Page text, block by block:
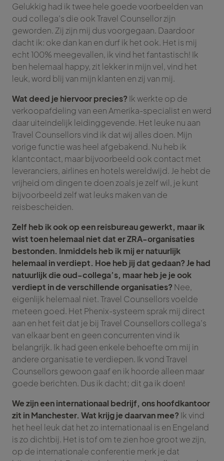
Gelukkig had ik twee hele goede voorbeelden van
oud collega’s die ook Travel Counsellor zijn
geworden. Zij zijn mij dus voorgegaan. Daardoor
dacht ik: oke dan kan en durf ik het ook. Het is mij
echt 100% meegevallen, ik vind het fantastisch! Ik
ben helemaal happy, zit lekker in mijn vel, vind het
leuk, word blij van mijn klanten en zij van mij.
Wat deed je hiervoor precies? Ik werkte op de
verkoopafdeling van een Amerika-specialist en werd
daar uiteindelijk leidinggevende. Het leuke nu aan
Travel Counsellors vind ik dat wij alles doen. Mijn
vorige functie was heel afgebakend. Nu heb ik
klantcontact, maar bijvoorbeeld ook contact met
leveranciers, airlines en hotels wereldwijd. Je hebt de
vrijheid om dingen te doen zoals je zelf wil, je kunt
bijvoorbeeld zelf wat leuks maken van de
reisbescheiden.
Zelf heb ik ook op een reisbureau gewerkt, maar ik
wist toen helemaal niet dat er ZRA-organisaties
bestonden. Inmiddels heb ik mij er natuurlijk
helemaal in verdiept. Hoe heb jij dat gedaan? Je had
natuurlijk die oud-collega’s, maar heb je je ook
verdiept in de verschillende organisaties? Nee,
eigenlijk helemaal niet. Travel Counsellors voelde
meteen goed. Het Phenix-systeem sprak mij direct
aan en het feit dat je bij Travel Counsellors collega’s
van elkaar bent en geen concurrenten vind ik
belangrijk. Ik had geen enkele behoefte om mij in
andere organisatie te verdiepen. Ik vond Travel
Counsellors gewoon gaaf en ik hoorde alleen maar
goede berichten. Dus ik dacht; dit ga ik doen!
We zijn een internationaal bedrijf, ons hoofdkantoor
zit in Manchester. Wat krijg je daarvan mee? Ik vind
het heel leuk dat het zo internationaal is en Engeland
is zo dichtbij. Het is tof om te zien hoe groot we zijn,
op de internationale conferentie merk je dat